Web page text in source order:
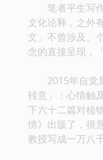
笔者平生写作
文化论释，之外
文」不曾涉及。
念的直接呈现，
2015年自觉属
转意」：心情触
下六十二篇对植
情》出版了，很
教授写成一万八